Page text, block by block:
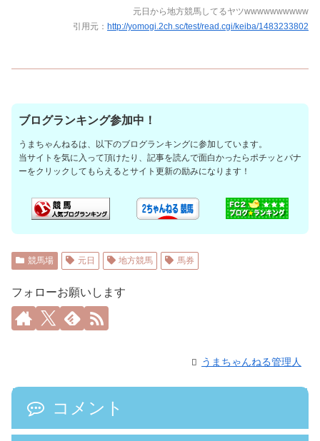
元日から地方競馬してるヤツwwwwwwwwww
引用元： http://yomogi.2ch.sc/test/read.cgi/keiba/1483233802
ブログランキング参加中！
うまちゃんねるは、以下のブログランキングに参加しています。
当サイトを気に入って頂けたり、記事を読んで面白かったらポチッとバナ
ーをクリックしてもらえるとサイト更新の励みになります！
競馬場 元日 地方競馬 馬券
フォローお願いします
うまちゃんねる管理人
コメント